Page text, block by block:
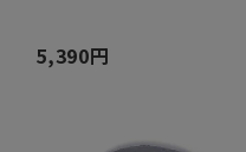
5,390円